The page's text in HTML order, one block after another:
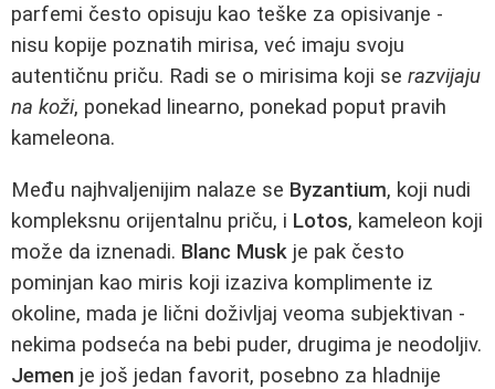
parfemi često opisuju kao teške za opisivanje -
nisu kopije poznatih mirisa, već imaju svoju
autentičnu priču. Radi se o mirisima koji se razvijaju
na koži, ponekad linearno, ponekad poput pravih
kameleona.
Među najhvaljenijim nalaze se Byzantium, koji nudi
kompleksnu orijentalnu priču, i Lotos, kameleon koji
može da iznenadi. Blanc Musk je pak često
pominjan kao miris koji izaziva komplimente iz
okoline, mada je lični doživljaj veoma subjektivan -
nekima podseća na bebi puder, drugima je neodoljiv.
Jemen je još jedan favorit, posebno za hladnije